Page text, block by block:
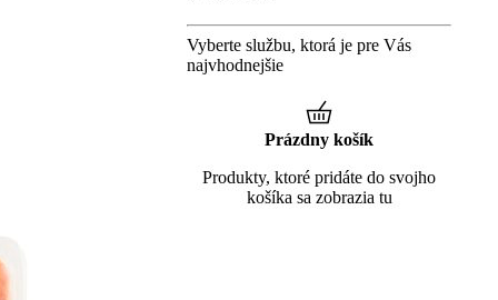
Vyberte službu, ktorá je pre Vás
najvhodnejšie
Prázdny košík
Produkty, ktoré pridáte do svojho
košíka sa zobrazia tu